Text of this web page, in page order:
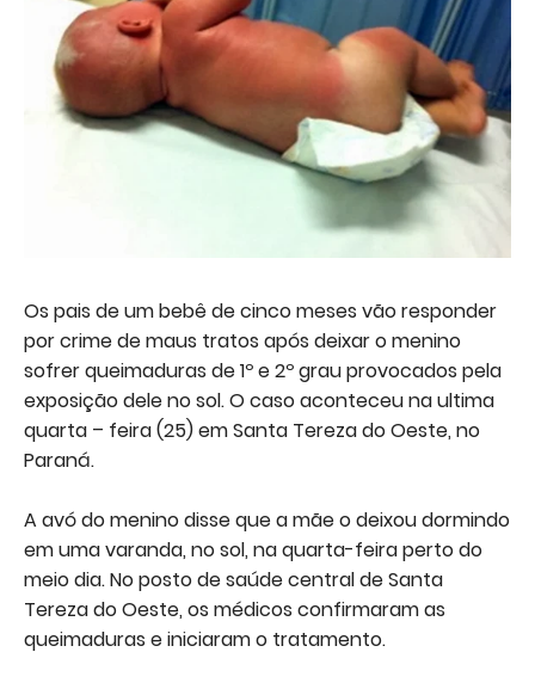
Os pais de um bebê de cinco meses vão responder
por crime de maus tratos após deixar o menino
sofrer queimaduras de 1º e 2º grau provocados pela
exposição dele no sol. O caso aconteceu na ultima
quarta – feira (25) em Santa Tereza do Oeste, no
Paraná.
A avó do menino disse que a mãe o deixou dormindo
em uma varanda, no sol, na quarta-feira perto do
meio dia. No posto de saúde central de Santa
Tereza do Oeste, os médicos confirmaram as
queimaduras e iniciaram o tratamento.